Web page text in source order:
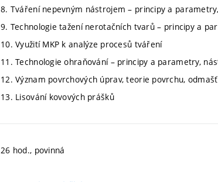
8. Tváření nepevným nástrojem – principy a
9. Technologie tažení nerotačních tvarů – principy a
10. Využití MKP k analýze procesů tváření
11. Technologie ohraňování – principy a parametry,
12. Význam povrchových úprav, teorie povrchu,
13. Lisování kovových prášků
26 hod., povinná